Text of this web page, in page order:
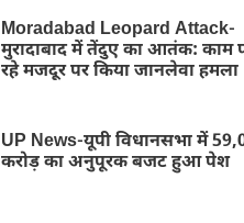
Moradabad Leopard Attack-
मुरादाबाद में तेंदुए का आतंक: काम
रहे मजदूर पर किया जानलेवा हमला
UP News-यूपी विधानसभा में
करोड़ का अनुपूरक बजट हुआ पेश